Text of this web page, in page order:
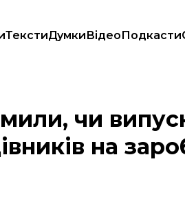
ТекстиДумкиВідеоПодкасти
працівників на заробітки під час
чи
на